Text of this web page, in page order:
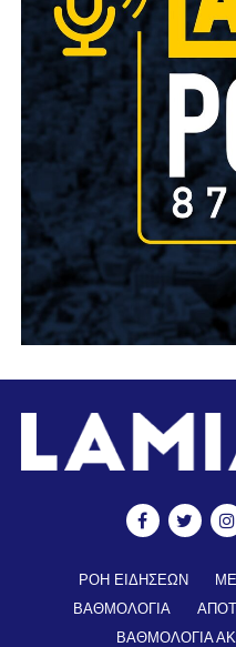
ΡΟΗ ΕΙΔΗΣΕΩΝ
ΒΑΘΜΟΛΟΓΙΑ
ΒΑΘΜΟΛΟΓΙΑ